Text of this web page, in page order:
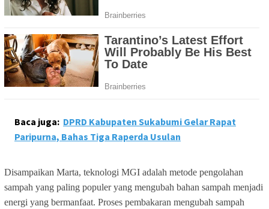
Baca juga: DPRD Kabupaten Sukabumi Gelar Rapat
Paripurna, Bahas Tiga Raperda Usulan
Disampaikan Marta, teknologi MGI adalah metode pengolahan
sampah yang paling populer yang mengubah bahan sampah menjadi
energi yang bermanfaat. Proses pembakaran mengubah sampah